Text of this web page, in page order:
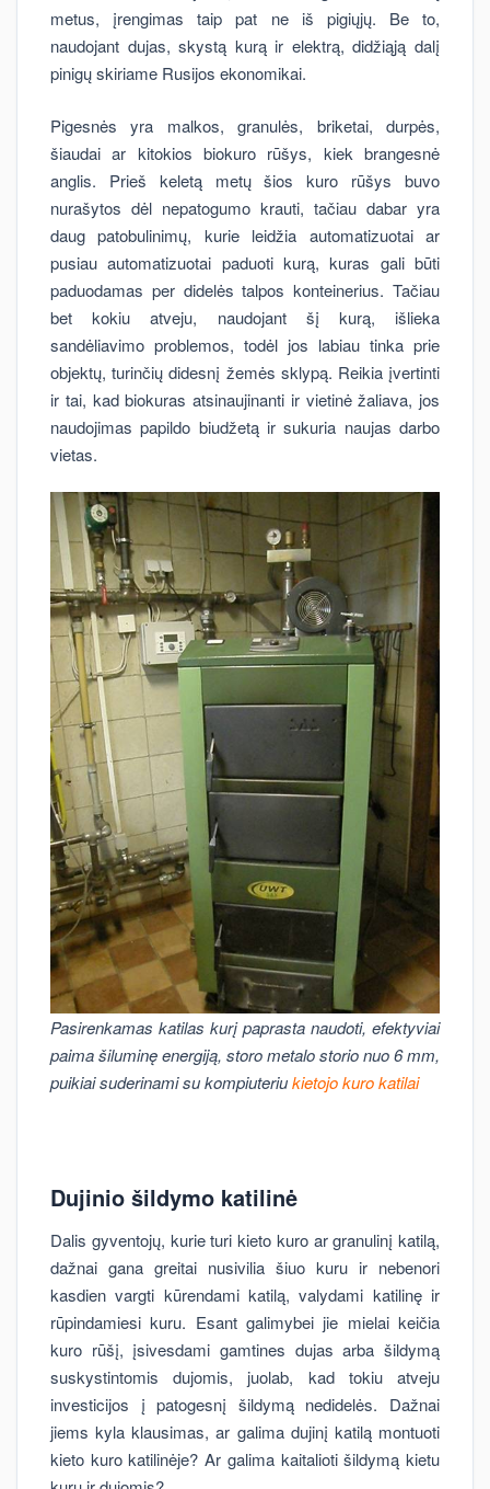
metus, įrengimas taip pat ne iš pigiųjų. Be to,
naudojant dujas, skystą kurą ir elektrą, didžiąją dalį
pinigų skiriame Rusijos ekonomikai.
Pigesnės yra malkos, granulės, briketai, durpės,
šiaudai ar kitokios biokuro rūšys, kiek brangesnė
anglis. Prieš keletą metų šios kuro rūšys buvo
nurašytos dėl nepatogumo krauti, tačiau dabar yra
daug patobulinimų, kurie leidžia automatizuotai ar
pusiau automatizuotai paduoti kurą, kuras gali būti
paduodamas per didelės talpos konteinerius. Tačiau
bet kokiu atveju, naudojant šį kurą, išlieka
sandėliavimo problemos, todėl jos labiau tinka prie
objektų, turinčių didesnį žemės sklypą. Reikia įvertinti
ir tai, kad biokuras atsinaujinanti ir vietinė žaliava, jos
naudojimas papildo biudžetą ir sukuria naujas darbo
vietas.
Pasirenkamas katilas kurį paprasta naudoti, efektyviai
paima šiluminę energiją, storo metalo storio nuo 6 mm,
puikiai suderinami su kompiuteriukietojo kuro katilai
Dujinio šildymo katilinė
Dalis gyventojų, kurie turi kieto kuro ar granulinį katilą,
dažnai gana greitai nusivilia šiuo kuru ir nebenori
kasdien vargti kūrendami katilą, valydami katilinę ir
rūpindamiesi kuru. Esant galimybei jie mielai keičia
kuro rūšį, įsivesdami gamtines dujas arba šildymą
suskystintomis dujomis, juolab, kad tokiu atveju
investicijos į patogesnį šildymą nedidelės. Dažnai
jiems kyla klausimas, ar galima dujinį katilą montuoti
kieto kuro katilinėje? Ar galima kaitalioti šildymą kietu